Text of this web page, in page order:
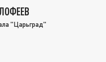
"Царьград"